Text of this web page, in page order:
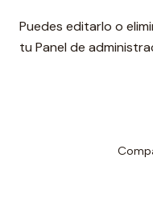
Puedes editarlo o
tu Panel de